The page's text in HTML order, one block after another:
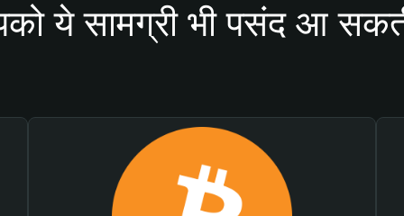
ये सामग्री भी पसंद आ